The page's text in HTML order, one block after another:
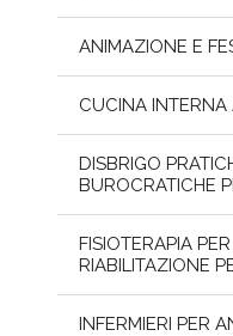
ANIMAZIONE E
CUCINA
DISBRIGO
BUROCRATICHE
FISIOTERAPIA
RIABILITAZIONE
INFERMIERI PER